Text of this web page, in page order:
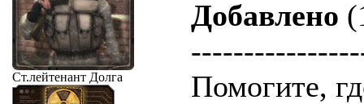
Ст.лейтенант Долга
Добавлено
Помогите,